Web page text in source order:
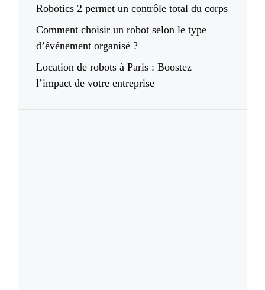
Robotics 2 permet un contrôle total du corps
Comment choisir un robot selon le type
d’événement organisé ?
Location de robots à Paris : Boostez
l’impact de votre entreprise